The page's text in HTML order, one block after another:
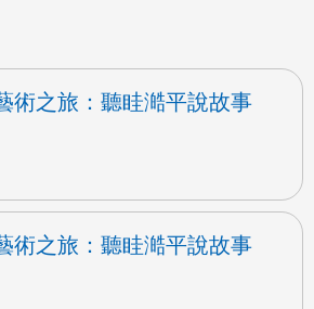
術之旅：聽眭澔平說故事
術之旅：聽眭澔平說故事